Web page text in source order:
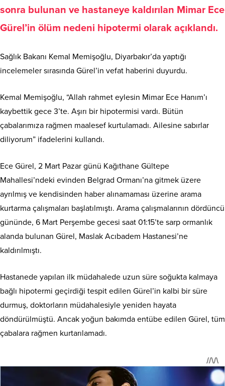
sonra bulunan ve hastaneye kaldırılan Mimar Ece
Gürel’in ölüm nedeni hipotermi olarak açıklandı.
Sağlık Bakanı Kemal Memişoğlu, Diyarbakır’da yaptığı
incelemeler sırasında Gürel’in vefat haberini duyurdu.
Kemal Memişoğlu, “Allah rahmet eylesin Mimar Ece Hanım’ı
kaybettik gece 3’te. Aşırı bir hipotermisi vardı. Bütün
çabalarımıza rağmen maalesef kurtulamadı. Ailesine sabırlar
diliyorum” ifadelerini kullandı.
Ece Gürel, 2 Mart Pazar günü Kağıthane Gültepe
Mahallesi’ndeki evinden Belgrad Ormanı’na gitmek üzere
ayrılmış ve kendisinden haber alınamaması üzerine arama
kurtarma çalışmaları başlatılmıştı. Arama çalışmalarının dördüncü
gününde, 6 Mart Perşembe gecesi saat 01:15’te sarp ormanlık
alanda bulunan Gürel, Maslak Acıbadem Hastanesi’ne
kaldırılmıştı.
Hastanede yapılan ilk müdahalede uzun süre soğukta kalmaya
bağlı hipotermi geçirdiği tespit edilen Gürel’in kalbi bir süre
durmuş, doktorların müdahalesiyle yeniden hayata
döndürülmüştü. Ancak yoğun bakımda entübe edilen Gürel, tüm
çabalara rağmen kurtarılamadı.